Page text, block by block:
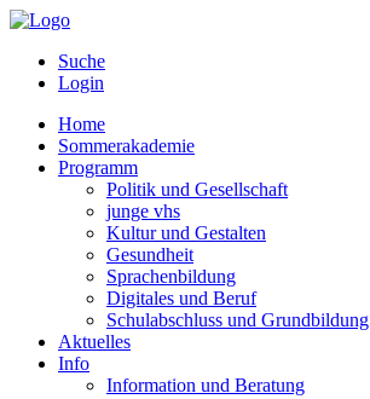
Suche
Login
Home
Sommerakademie
Programm
Politik und Gesellschaft
junge vhs
Kultur und Gestalten
Gesundheit
Sprachenbildung
Digitales und Beruf
Schulabschluss und Grundbildung
Aktuelles
Info
Information und Beratung